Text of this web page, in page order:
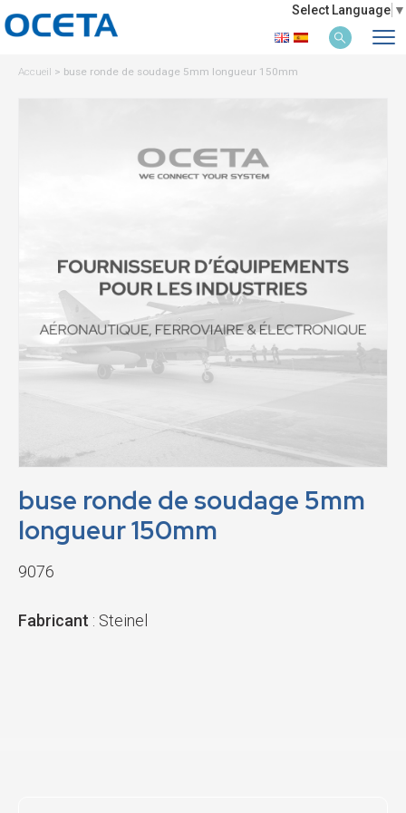
Select Language ▼
Accueil > buse ronde de soudage 5mm longueur 150mm
buse ronde de soudage 5mm
longueur 150mm
9076
Fabricant : Steinel